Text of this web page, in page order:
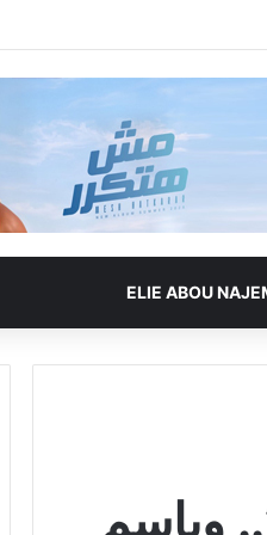
ELIE ABOU
وباسم